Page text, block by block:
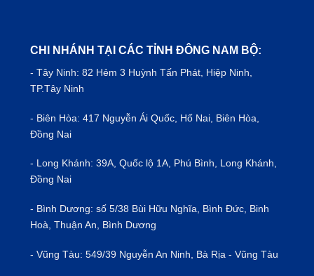
CHI NHÁNH TẠI CÁC TỈNH ĐÔNG NAM BỘ:
- Tây Ninh: 82 Hẻm 3 Huỳnh Tấn Phát, Hiệp Ninh,
TP.Tây Ninh
- Biên Hòa: 417 Nguyễn Ái Quốc, Hố Nai, Biên Hòa,
Đồng Nai
- Long Khánh: 39A, Quốc lộ 1A, Phú Bình, Long Khánh,
Đồng Nai
- Bình Dương: số 5/38 Bùi Hữu Nghĩa, Bình Đức, Binh
Hoà, Thuận An, Bình Dương
- Vũng Tàu: 549/39 Nguyễn An Ninh, Bà Rịa - Vũng Tàu